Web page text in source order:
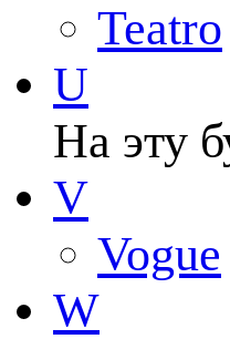
Teatro
U
На эту
V
Vogue
W